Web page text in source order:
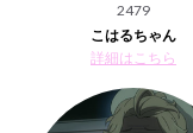
2479
こはるちゃん
詳細はこちら